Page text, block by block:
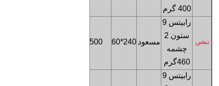
400 گرم
تماس
رابیتس 9
ستون 2
چشمه
460گرم
مسعود 240*60
500
رابیتس 9